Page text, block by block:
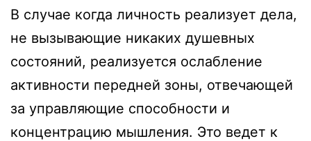
В случае когда личность реализует дела,
не вызывающие никаких душевных
состояний, реализуется ослабление
активности передней зоны, отвечающей
за управляющие способности и
концентрацию мышления. Это ведет к